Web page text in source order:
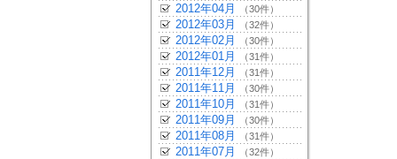
2012年04月 （30件）
2012年03月 （32件）
2012年02月 （30件）
2012年01月 （31件）
2011年12月 （31件）
2011年11月 （30件）
2011年10月 （31件）
2011年09月 （30件）
2011年08月 （31件）
2011年07月 （32件）